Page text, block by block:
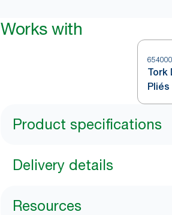
Works with
654000
Tork
Product specifications
Delivery details
Resources